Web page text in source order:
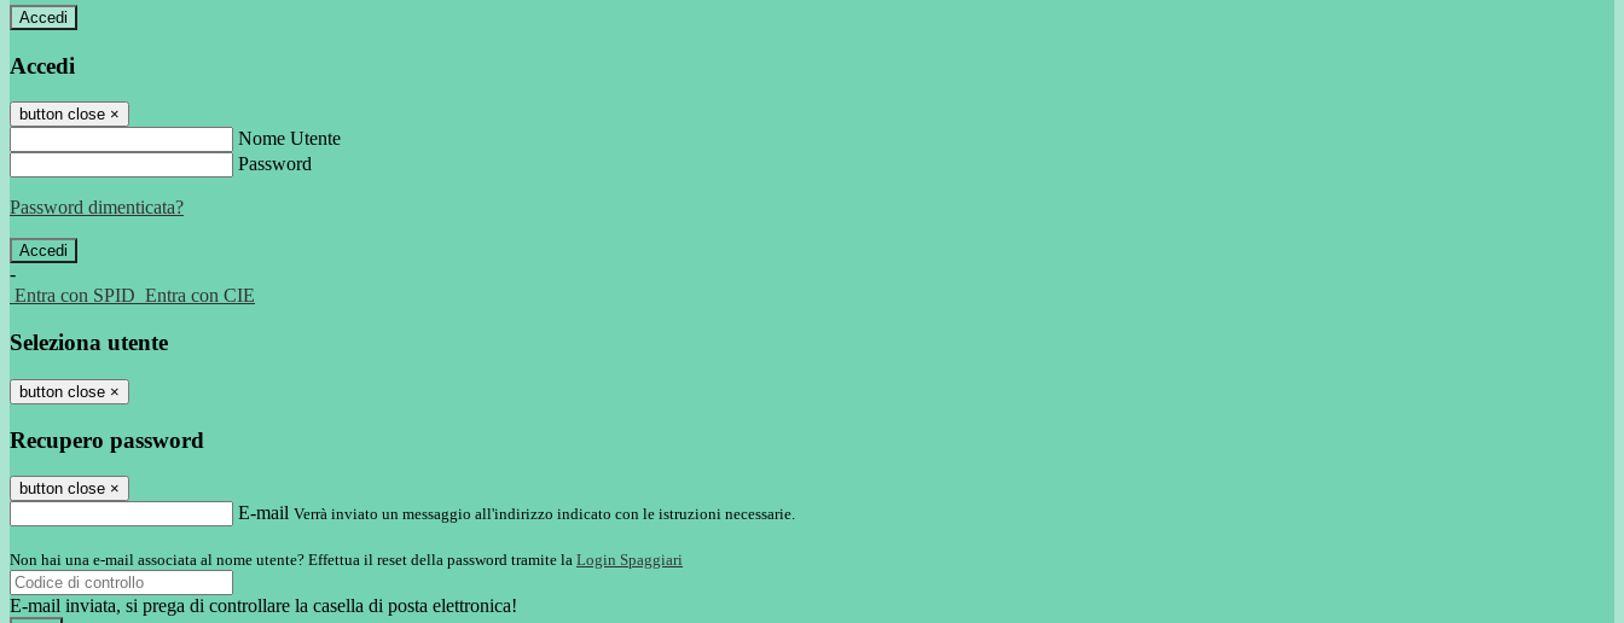
Accedi
Accedi
button close ×
Nome Utente
Password
Password dimenticata?
-
Entra con SPID Entra con CIE
Seleziona utente
button close ×
Recupero password
button close ×
E-mail Verrà inviato un messaggio all'indirizzo indicato con le istruzioni necessarie.
Non hai una e-mail associata al nome utente? Effettua il reset della password tramite la Login Spaggiari
E-mail inviata, si prega di controllare la casella di posta elettronica!